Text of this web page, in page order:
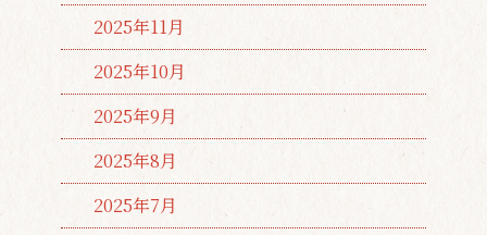
2025年11月
2025年10月
2025年9月
2025年8月
2025年7月